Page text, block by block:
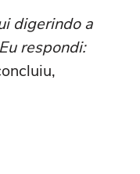
digerindo a
respondi: